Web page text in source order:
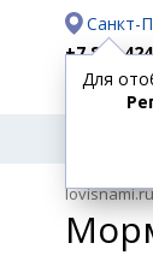
Санкт-
+7 812
Доставка
Для
ТОВАРЫ
lovisnami.ru